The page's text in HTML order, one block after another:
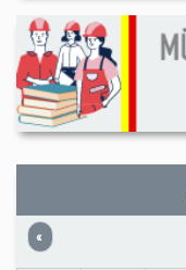
« Önceki